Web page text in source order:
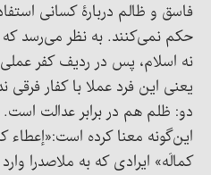
فاسق و ظالم دربارۀ کسانی
حکم نمی‌کنند. به نظر می‌رسد که
نه اسلام، پس در ردیف کفر
یعنی این فرد عملا با کفار فرقی
دو: ظلم هم در برابر عدالت
این‌گونه معنا کرده
کمالَه» ایرادی که به ملاصدرا